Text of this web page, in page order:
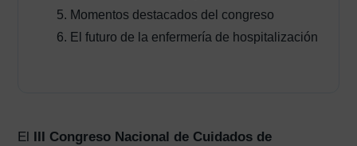
Momentos destacados del congreso
El futuro de la enfermería de hospitalización
El III Congreso Nacional de Cuidados de